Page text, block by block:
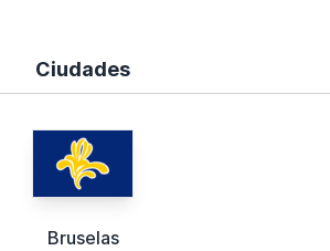
Ciudades
Bruselas